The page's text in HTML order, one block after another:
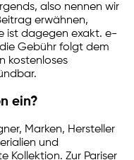
also nennen wir
erwähnen,
ist dagegen exakt. e-
Gebühr folgt dem
kostenloses
ein?
Marken, Hersteller
und
Kollektion. Zur Pariser